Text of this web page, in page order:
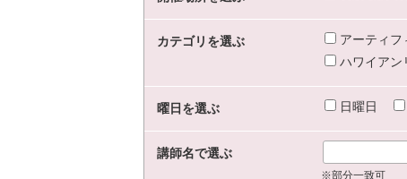
カテゴリを選ぶ アーティフ
ハワイアン
曜日を選ぶ 日曜日
講師名で選ぶ
※部分一致可